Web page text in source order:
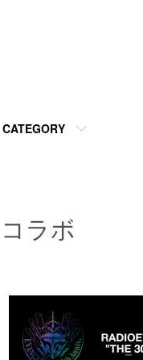
CATEGORY
コラボ